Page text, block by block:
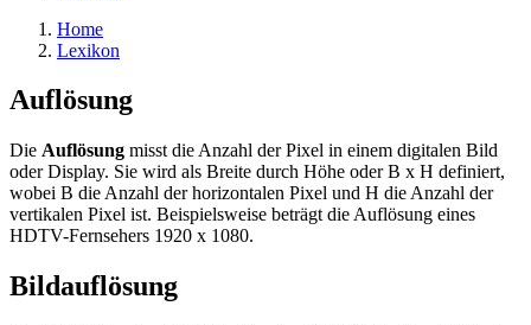
Home
Lexikon
Auflösung
Die Auflösung misst die Anzahl der Pixel in einem digitalen Bild
oder Display. Sie wird als Breite durch Höhe oder B x H definiert,
wobei B die Anzahl der horizontalen Pixel und H die Anzahl der
vertikalen Pixel ist. Beispielsweise beträgt die Auflösung eines
HDTV-Fernsehers 1920 x 1080.
Bildauflösung